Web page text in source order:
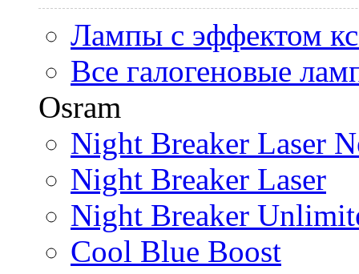
Лампы с эффектом
Все галогеновые
Osram
Night Breaker Laser
Night Breaker Laser
Night Breaker
Cool Blue Boost